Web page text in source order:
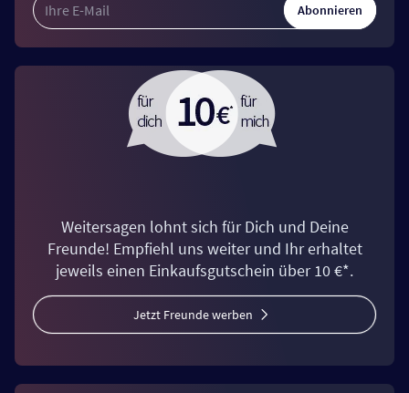
Abonnieren
Weitersagen lohnt sich für Dich und Deine
Freunde! Empfiehl uns weiter und Ihr erhaltet
jeweils einen Einkaufsgutschein über 10 €*.
Jetzt Freunde werben